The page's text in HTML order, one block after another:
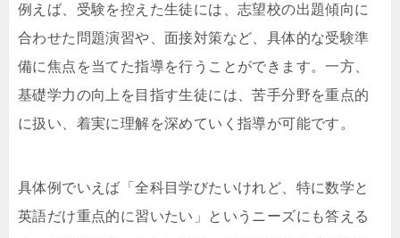
例えば、受験を控えた生徒には、志望校の出題傾向に
合わせた問題演習や、面接対策など、具体的な受験準
備に焦点を当てた指導を行うことができます。一方、
基礎学力の向上を目指す生徒には、苦手分野を重点的
に扱い、着実に理解を深めていく指導が可能です。
具体例でいえば「全科目学びたいけれど、特に数学と
英語だけ重点的に習いたい」というニーズにも答える